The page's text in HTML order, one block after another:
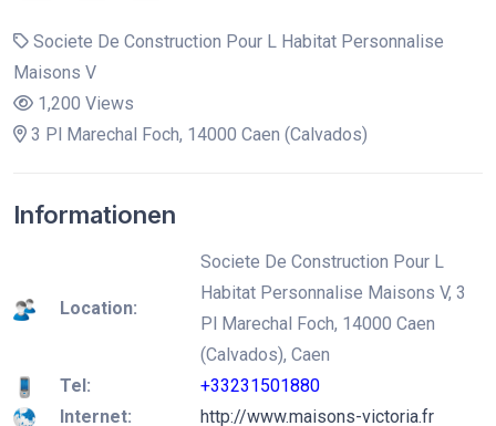
Societe De Construction Pour L Habitat Personnalise
Maisons V
1,200 Views
3 Pl Marechal Foch, 14000 Caen (Calvados)
Informationen
Location:
Societe De Construction Pour L
Habitat Personnalise Maisons V, 3
Pl Marechal Foch, 14000 Caen
(Calvados), Caen
Tel:
+33231501880
Internet:
http://www.maisons-victoria.fr